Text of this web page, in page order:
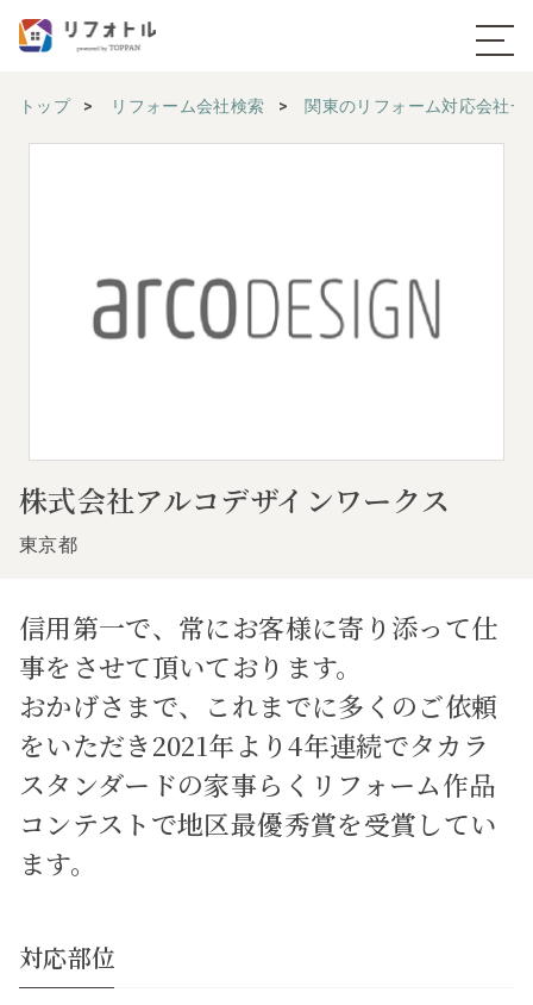
トップ リフォーム会社検索 関東のリフォーム対応会社一
株式会社アルコデザインワークス
東京都
信用第一で、常にお客様に寄り添って仕
事をさせて頂いております。
おかげさまで、これまでに多くのご依頼
をいただき2021年より4年連続でタカラ
スタンダードの家事らくリフォーム作品
コンテストで地区最優秀賞を受賞してい
ます。
対応部位